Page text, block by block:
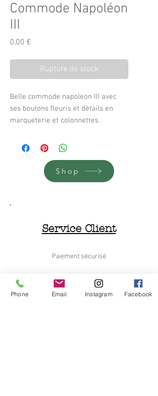
Commode Napoléon
III
0,00 €
Rupture de stock
Belle commode napoleon III avec
ses boutons fleuris et détails en
marqueterie et colonnettes.
Shop
Service Client
Paiement sécurisé
Livraison
Retours et Remboursements
Phone Email Instagram Facebook